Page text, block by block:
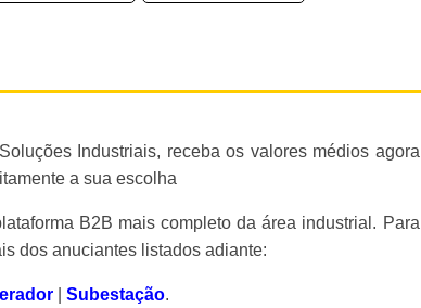
Industriais, receba os valores médios agora
a sua escolha
B2B mais completo da área industrial. Para
dos anuciantes listados adiante:
Subestação.